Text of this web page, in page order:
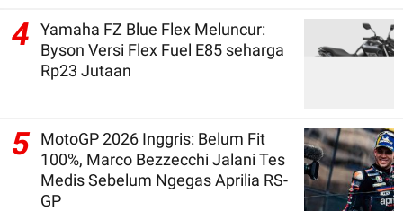
4
Yamaha FZ Blue Flex Meluncur:
Byson Versi Flex Fuel E85 seharga
Rp23 Jutaan
5 MotoGP 2026 Inggris: Belum Fit
100%, Marco Bezzecchi Jalani Tes
Medis Sebelum Ngegas Aprilia RS-
GP